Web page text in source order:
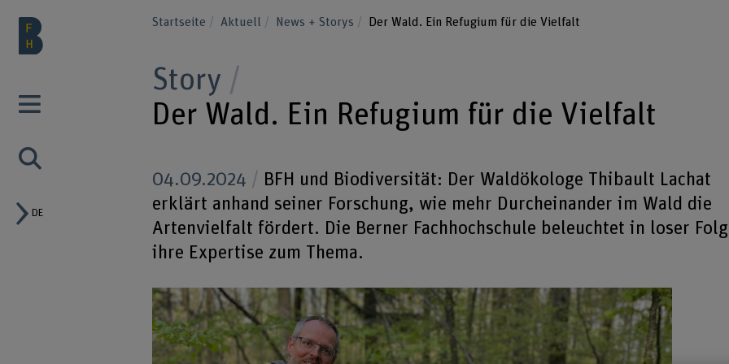
DE
Startseite Aktuell News + Storys Der Wald. Ein Refugium für die Vielfalt
Story
Der Wald. Ein Refugium für die Vielfalt
04.09.2024
BFH und Biodiversität: Der Waldökologe Thibault Lachat
erklärt anhand seiner Forschung, wie mehr Durcheinander im Wald die
Artenvielfalt fördert. Die Berner Fachhochschule beleuchtet in loser
ihre Expertise zum Thema.